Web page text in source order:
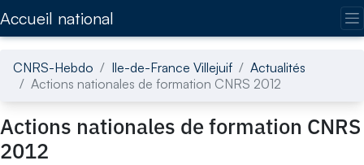
Accueil national
CNRS-Hebdo Ile-de-France Villejuif
Actualités
Actions nationales de formation CNRS 2012
Actions nationales de formation CNRS
2012